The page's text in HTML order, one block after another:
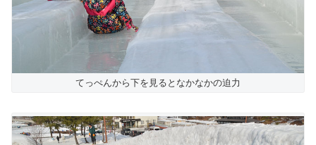
てっぺんから下を見るとなかなかの迫力